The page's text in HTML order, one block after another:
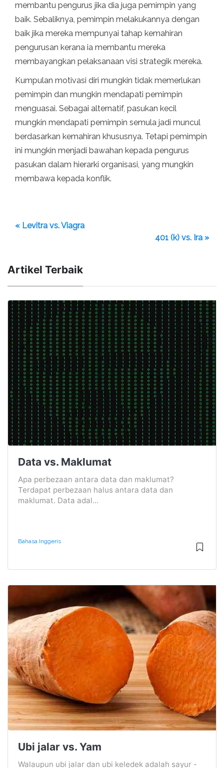
membantu pengurus jika dia juga pemimpin yang
baik. Sebaliknya, pemimpin melakukannya dengan
baik jika mereka mempunyai tahap kemahiran
pengurusan kerana ia membantu mereka
membayangkan pelaksanaan visi strategik mereka.
Kumpulan motivasi diri mungkin tidak memerlukan
pemimpin dan mungkin mendapati pemimpin
menguasai. Sebagai alternatif, pasukan kecil
mungkin mendapati pemimpin semula jadi muncul
berdasarkan kemahiran khususnya. Tetapi pemimpin
ini mungkin menjadi bawahan kepada pengurus
pasukan dalam hierarki organisasi, yang mungkin
membawa kepada konflik.
« Levitra vs. Viagra
401 (k) vs. Ira »
Artikel Terbaik
Data vs. Maklumat
Apa perbezaan antara data dan maklumat?
Terdapat perbezaan halus antara data dan
maklumat. Data adal...
Bahasa Inggeris
Ubi jalar vs. Yam
Walaupun ubi jalar dan ubi keledek adalah sayur -